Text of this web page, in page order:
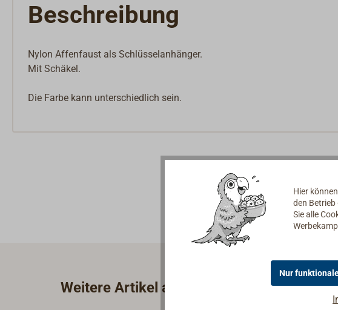
Beschreibung
Nylon Affenfaust als Schlüsselanhänger.
Mit Schäkel.
Die Farbe kann unterschiedlich sein.
Weitere Artikel aus der Kategorie
Hier
den Betrieb
Sie alle
Nur